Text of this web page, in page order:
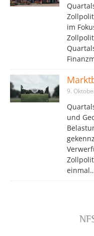
im
9.
und